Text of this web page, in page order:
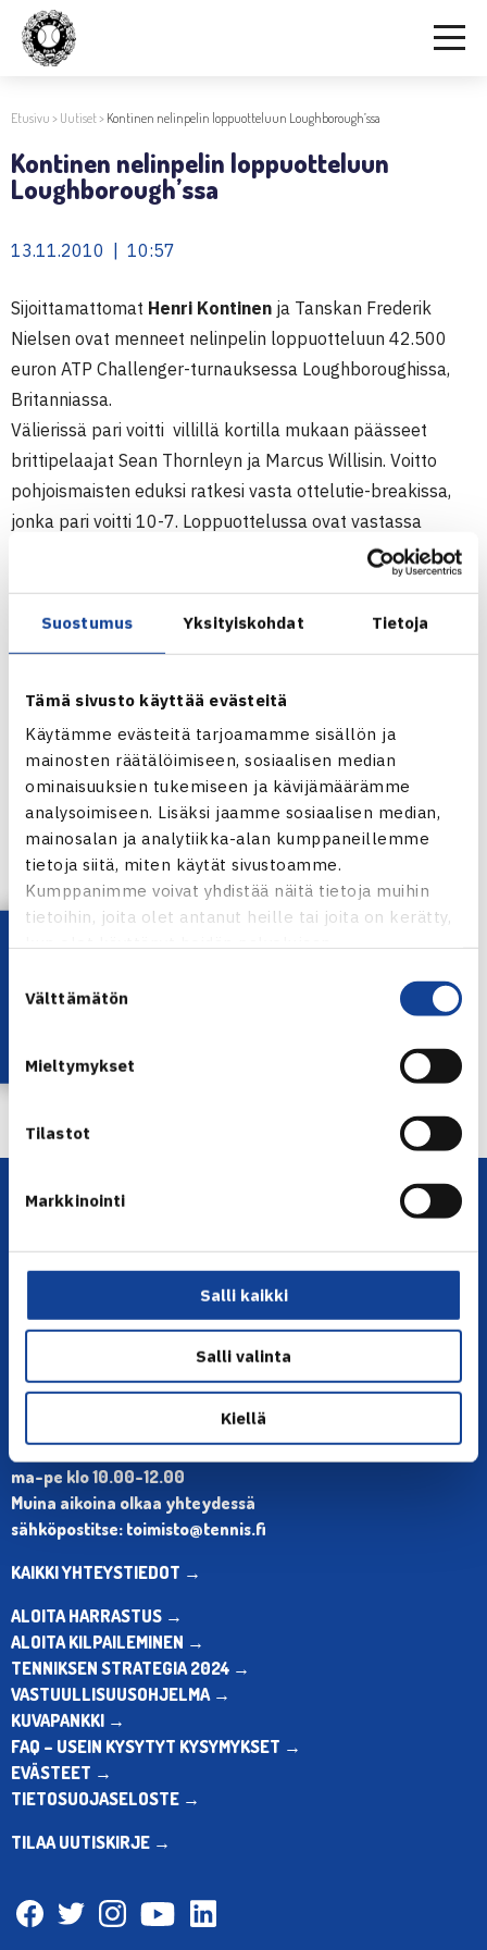
Suostumus Yksityiskohdat Tietoja
Tämä sivusto käyttää evästeitä
Käytämme evästeitä tarjoamamme sisällön ja
mainosten räätälöimiseen, sosiaalisen median
ominaisuuksien tukemiseen ja kävijämäärämme
analysoimiseen. Lisäksi jaamme sosiaalisen median,
mainosalan ja analytiikka-alan kumppaneillemme
tietoja siitä, miten käytät sivustoamme.
Kumppanimme voivat yhdistää näitä tietoja muihin
tietoihin, joita olet antanut heille tai joita on kerätty,
valinta
Välttämätön
Mieltymykset
Tilastot
Markkinointi
Salli kaikki
Salli valinta
Kiellä
Etusivu > Uutiset> Kontinen nelinpelin loppuotteluun Loughborough’ssa
Kontinen nelinpelin loppuotteluun
Loughborough’ssa
13.11.2010 | 10:57
Sijoittamattomat Henri Kontinen ja Tanskan Frederik
Nielsen ovat menneet nelinpelin loppuotteluun 42.500
euron ATP Challenger-turnauksessa Loughboroughissa,
Britanniassa.
Välierissä pari voitti villillä kortilla mukaan päässeet
brittipelaajat Sean Thornleyn ja Marcus Willisin. Voitto
pohjoismaisten eduksi ratkesi vasta ottelutie-breakissa,
jonka pari voitti 10-7. Loppuottelussa ovat vastassa
ykkössijoitetut Australian Jordan Kerr ja Britannian Ken
Nelinpeli
Välieriä: Henri Kontinen/Frederik Nielsen Tanska – Sean
Thornley/Marcus Willis Britannia (villi kortti) 64 26 [10-7]
ATP Challenger-turnaus Loughborough’ssa
Henri Kontinen
Kuva: Jouko Siro
← Edellinen
Lataa OmaTennis!
Olympiastadion, Paavo Nurmen tie 1, 00250 Helsinki
Toimiston puhelinajat:
ma-pe klo 10.00-12.00
Muina aikoina olkaa yhteydessä
sähköpostitse: toimisto@tennis.fi
KAIKKI YHTEYSTIEDOT →
ALOITA HARRASTUS →
ALOITA KILPAILEMINEN →
TENNIKSEN STRATEGIA 2024 →
VASTUULLISUUSOHJELMA →
KUVAPANKKI →
FAQ – USEIN KYSYTYT KYSYMYKSET →
EVÄSTEET →
TIETOSUOJASELOSTE →
TILAA UUTISKIRJE →